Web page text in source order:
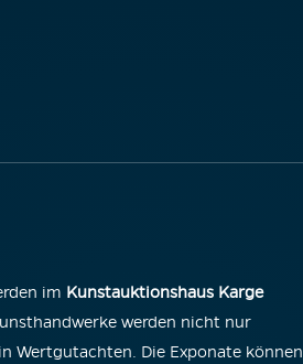
im Kunstauktionshaus Karge
werden nicht nur
Wertgutachten. Die Exponate können